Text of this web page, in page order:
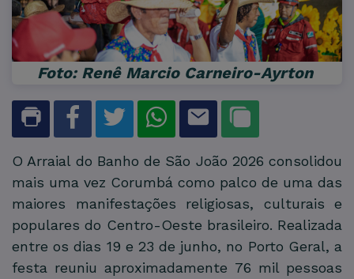
Foto: Renê Marcio Carneiro-Ayrton
O Arraial do Banho de São João 2026 consolidou
mais uma vez Corumbá como palco de uma das
maiores manifestações religiosas, culturais e
populares do Centro-Oeste brasileiro. Realizada
entre os dias 19 e 23 de junho, no Porto Geral, a
festa reuniu aproximadamente 76 mil pessoas